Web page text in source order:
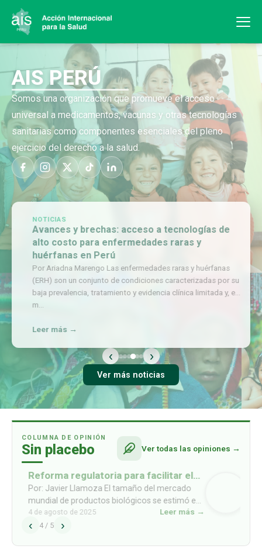
AIS PERÚ
Somos una organización que promueve el acceso
universal a medicamentos, vacunas y otras tecnologías
sanitarias como componentes esenciales del pleno
ejercicio del derecho a la salud.
NOTICIAS
Avances y brechas: acceso a tecnologías de
alto costo para enfermedades raras y
huérfanas en Perú
Por Ariadna Marengo Las enfermedades raras y huérfanas
(ERH) son un conjunto de condiciones caracterizadas por su
baja prevalencia, tratamiento y evidencia clínica limitada y, en
m…
Leer más →
‹ ›
Ver más noticias
COLUMNA DE OPINIÓN
Sin placebo Ver todas las opiniones →
Reforma regulatoria para facilitar el
acceso a biosimilares
Por: Javier Llamoza El tamaño del mercado
mundial de productos biológicos se estimó en
USD 461mil millones en 2022, y se prevé que
alcance los USD 1009 mil millones para 2030.
4 de agosto de 2025 Leer más →
‹ 4 / 5 ›